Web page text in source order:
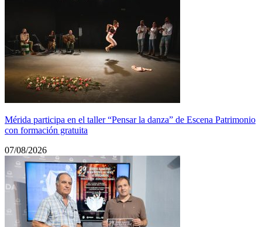
Mérida participa en el taller “Pensar la danza” de Escena Patrimonio
con formación gratuita
07/08/2026